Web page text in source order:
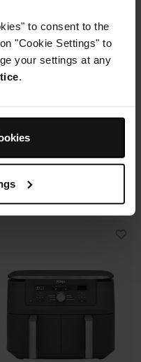
to consent to the
"Cookie Settings" to
your settings at any
.
+2 couvercles
4 modes de cuisson
Préparez, cuisinez, conservez
avec un même récipient.
Modulaire, compact, facile à
€ Prix réduit de
179,99 €au
€
Voir les détails